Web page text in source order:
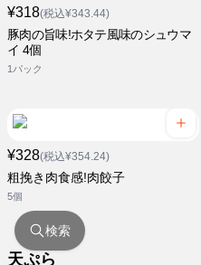
¥318(税込¥343.44)
豚肉の旨味!ホタテ風味のシュウマ
イ 4個
1パック
¥328(税込¥354.24)
粗挽き肉食感!肉餃子
5個
天ぷら
検索